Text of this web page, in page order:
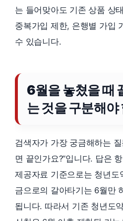
는 들어맞아도 기존 상품 상
중복가입 제한, 은행별 가입
수 있습니다.
6월을 놓쳤을 때
는 것을 구분해야
검색자가 가장 궁금해하는
면 끝인가요?”입니다. 답은
제공자료 기준으로는 청년도
금으로의 갈아타기는 6월만
됩니다. 따라서 기존 청년도